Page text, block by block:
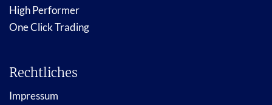
High Performer
One Click Trading
Rechtliches
Impressum